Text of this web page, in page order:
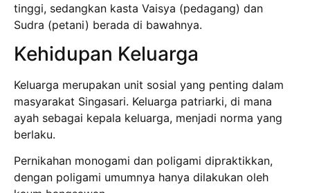
tinggi, sedangkan kasta Vaisya (pedagang) dan
Sudra (petani) berada di bawahnya.
Kehidupan Keluarga
Keluarga merupakan unit sosial yang penting dalam
masyarakat Singasari. Keluarga patriarki, di mana
ayah sebagai kepala keluarga, menjadi norma yang
berlaku.
Pernikahan monogami dan poligami dipraktikkan,
dengan poligami umumnya hanya dilakukan oleh